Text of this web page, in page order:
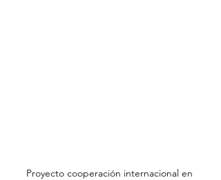
Proyecto cooperación internacional en